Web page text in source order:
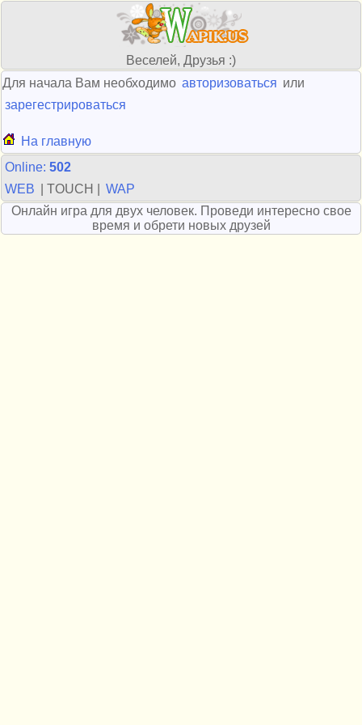
Веселей, Друзья :)
Для начала Вам необходимо авторизоваться или
зарегестрироваться
На главную
Online: 502
WEB
| TOUCH |
WAP
Онлайн игра для двух человек. Проведи интересно свое
время и обрети новых друзей